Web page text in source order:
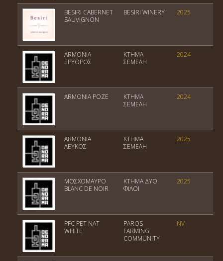
BESIRI CABERNET
SAUVIGNON
BESIRI WINERY 2025
ARMONIA
ΕΡΥΘΡΟΣ
ΚΤΗΜΑ
ΣΕΜΕΛΗ
2024
ΑRMONIA ΡΟΖΕ
ΚΤΗΜΑ
ΣΕΜΕΛΗ
2024
ΑRMONIA
ΛΕΥΚΟΣ
ΚΤΗΜΑ
ΣΕΜΕΛΗ
2025
ΜΟΣΧΟΜΑΥΡΟ
BLANC DE NOIR
ΚΤΗΜΑ ΔΥΟ
ΦΙΛΟΙ
2025
PFC PET NAT
WHITE
PAROS
FARMING
COMMUNITY
NV